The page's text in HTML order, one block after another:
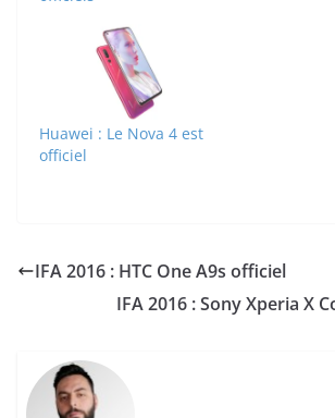
Huawei : Le Nova 4 est
officiel
IFA 2016 : HTC One A9s officiel
IFA 2016 : Sony Xperia X